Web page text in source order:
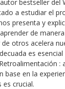
bestseller del
a estudiar el
presenta y
de
de otros acelera
es
:
base en la
crucial.